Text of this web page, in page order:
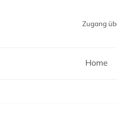
Zugang
Home